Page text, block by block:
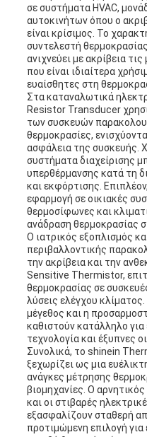
σε συστήματα HVAC,
αυτοκινήτων όπου ο
είναι κρίσιμος. Το
συντελεστή
ανιχνεύει με ακρίβεια
που είναι ιδιαίτερα
ευαίσθητες στη
Στα καταναλωτικά
Resistor Transducer
των συσκευών
θερμοκρασίες,
ασφάλεια της συσκευής.
συστήματα διαχείρισης
υπερθέρμανσης κατά τη
και εκφόρτισης.
εφαρμογή σε οικιακές
θερμοσίφωνες και
ανάδραση θερμοκρασίας
Ο ιατρικός εξοπλισμός
περιβαλλοντικής
την ακρίβεια και την
Sensitive Thermistor,
θερμοκρασίας σε
λύσεις ελέγχου
μέγεθος και η
καθιστούν κατάλληλο
τεχνολογία και έξυπνες
Συνολικά, το shinein
ξεχωρίζει ως μια
ανάγκες μέτρησης
βιομηχανίες. Ο
και οι στιβαρές
εξασφαλίζουν σταθερή
προτιμώμενη επιλογή